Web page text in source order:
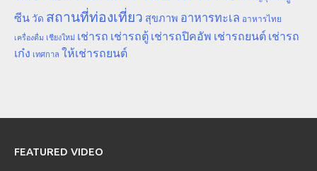
ซีน วัด สถานที่ท่องเที่ยว สุขภาพ อาหารทะเล อาหารไทย
เครื่องดื่ม เชียงใหม่ เช่ารถ เช่ารถตู้ เช่ารถปิคอัพ เช่ารถยนต์ เช่ารถ
เก๋ง เทศกาล ให้เช่ารถยนต์
FEATURED VIDEO